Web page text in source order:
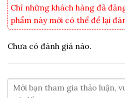
Khối lượng tịnh: 20g
Giá bán:290.000đ/ hộp
Chỉ những khách hàng đã
phẩm này mới có thể để lại
Chưa có đánh giá nào.